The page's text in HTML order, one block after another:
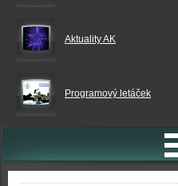
Aktuality AK
Programový letáček